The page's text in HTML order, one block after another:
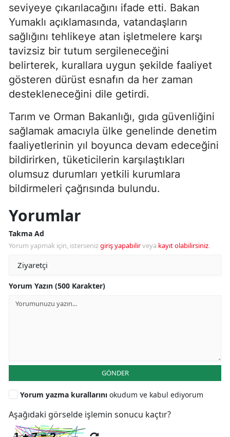
seviyeye çıkarılacağını ifade etti. Bakan
Yumaklı açıklamasında, vatandaşların
sağlığını tehlikeye atan işletmelere karşı
tavizsiz bir tutum sergileneceğini
belirterek, kurallara uygun şekilde faaliyet
gösteren dürüst esnafın da her zaman
destekleneceğini dile getirdi.
Tarım ve Orman Bakanlığı, gıda güvenliğini
sağlamak amacıyla ülke genelinde denetim
faaliyetlerinin yıl boyunca devam edeceğini
bildirirken, tüketicilerin karşılaştıkları
olumsuz durumları yetkili kurumlara
bildirmeleri çağrısında bulundu.
Yorumlar
Takma Ad
Yorum yapmak için, istersenizgiriş yapabilirveya kayıt olabilirsiniz.
Yorum Yazın (500 Karakter)
GÖNDER
Yorum yazma kurallarını okudum ve kabul ediyorum
Aşağıdaki görselde işlemin sonucu kaçtır?